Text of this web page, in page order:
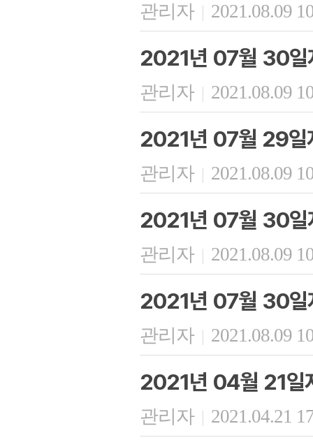
관리자 | 2021.08.09
2021년 07월 30일
관리자 | 2021.08.09
2021년 07월 29일
관리자 | 2021.08.09
2021년 07월 30일
관리자 | 2021.08.09
2021년 07월 30일
관리자 | 2021.08.09
2021년 04월 21일
관리자 | 2021.04.21